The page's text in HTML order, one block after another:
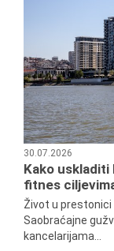
30.07.2026
Kako
fitnes
Život u
Saobraćajne
kancelarijama...